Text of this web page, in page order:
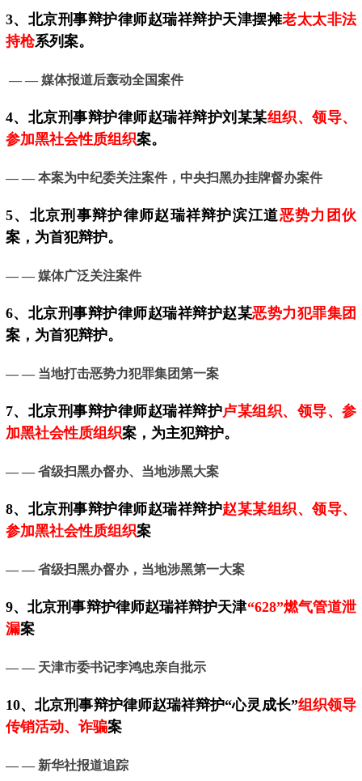
3、 北京刑事辩护律师赵瑞祥辩护天津摆摊老太太非法
持枪系列案。
— — 媒体报道后轰动全国案件
4、 北京刑事辩护律师赵瑞祥辩护刘某某组织、领导、
参加黑社会性质组织案。
— — 本案为中纪委关注案件，中央扫黑办挂牌督办案件
5、 北京刑事辩护律师赵瑞祥辩护滨江道恶势力团伙
案，为首犯辩护。
— — 媒体广泛关注案件
6、北京刑事辩护律师赵瑞祥辩护赵某恶势力犯罪集团
案，为首犯辩护。
— — 当地打击恶势力犯罪集团第一案
7、 北京刑事辩护律师赵瑞祥辩护卢某组织、领导、参
加黑社会性质组织案，为主犯辩护。
— — 省级扫黑办督办、当地涉黑大案
8、北京刑事辩护律师赵瑞祥辩护赵某某组织、领导、
参加黑社会性质组织案
— — 省级扫黑办督办，当地涉黑第一大案
9、北京刑事辩护律师赵瑞祥辩护天津“628”燃气管道泄
漏案
— — 天津市委书记李鸿忠亲自批示
10、北京刑事辩护律师赵瑞祥辩护“心灵成长”组织领导
传销活动、诈骗案
— — 新华社报道追踪